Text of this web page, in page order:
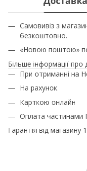
Самовивіз з
безкоштовно.
«Новою поштою» по
Більше інформації про
При отриманні на
На рахунок
Карткою онлайн
Оплата частинами
Гарантія від магазину